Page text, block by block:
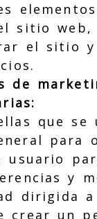
sitio web,
el sitio y
de
que se
para
usuario
y
dirigida
crear un